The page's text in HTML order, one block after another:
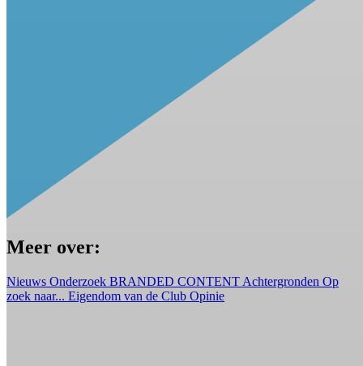
Meer over:
Nieuws Onderzoek BRANDED CONTENT Achtergronden Op
zoek naar... Eigendom van de Club Opinie